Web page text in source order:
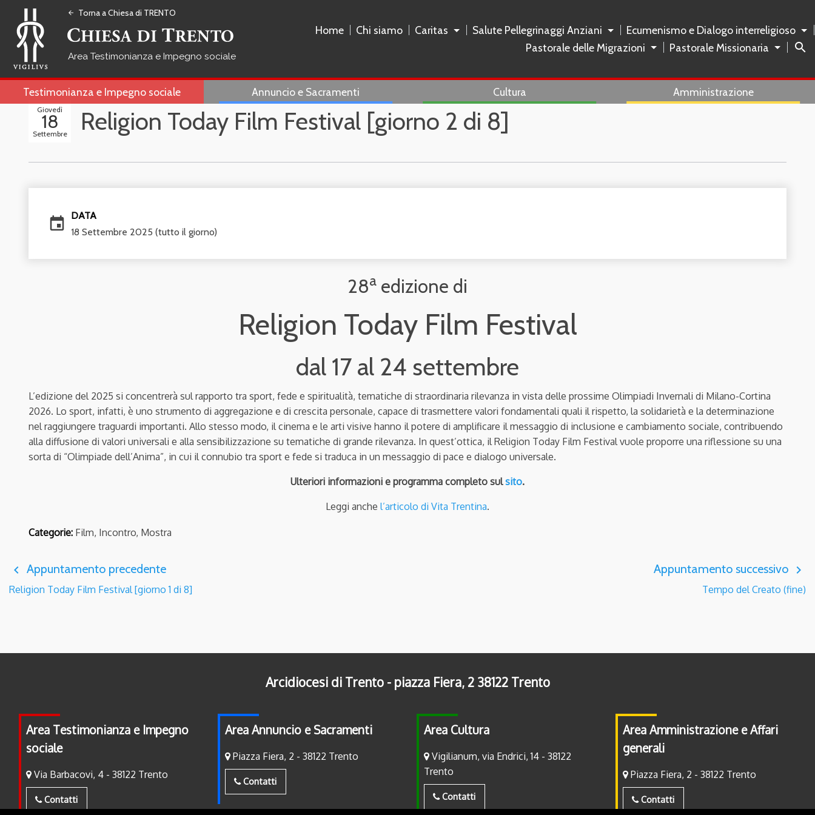
arrow_back Torna a Chiesa di TRENTO
Testimonianza e Impegno sociale
Home Chi siamo Caritas Salute Pellegrinaggi Anziani
Ecumenismo e Dialogo interreligioso
Pastorale delle Migrazioni
Pastorale Missionaria search
Testimonianza e Impegno sociale Annuncio e Sacramenti Cultura Amministrazione
Giovedì
18
Settembre Religion Today Film Festival [giorno 2 di 8]
event
DATA
18 Settembre 2025 (tutto il giorno)
28a edizione di
Religion Today Film Festival
dal 17 al 24 settembre
L’edizione del 2025 si concentrerà sul rapporto tra sport, fede e spiritualità, tematiche di straordinaria rilevanza in vista delle prossime Olimpiadi Invernali di Milano-Cortina
2026. Lo sport, infatti, è uno strumento di aggregazione e di crescita personale, capace di trasmettere valori fondamentali quali il rispetto, la solidarietà e la determinazione
nel raggiungere traguardi importanti. Allo stesso modo, il cinema e le arti visive hanno il potere di amplificare il messaggio di inclusione e cambiamento sociale, contribuendo
alla diffusione di valori universali e alla sensibilizzazione su tematiche di grande rilevanza. In quest’ottica, il Religion Today Film Festival vuole proporre una riflessione su una
sorta di “Olimpiade dell’Anima”, in cui il connubio tra sport e fede si traduca in un messaggio di pace e dialogo universale.
Ulteriori informazioni e programma completo sulsito.
Leggi anche l’articolo di Vita Trentina.
Categorie: Film, Incontro, Mostra
navigate_before Appuntamento precedente
Religion Today Film Festival [giorno 1 di 8]
Appuntamento successivo navigate_next
Tempo del Creato (fine)
Arcidiocesi di Trento - piazza Fiera, 2 38122 Trento
Area Testimonianza e Impegno
sociale
Via Barbacovi, 4 - 38122 Trento
Contatti
Area Annuncio e Sacramenti
Piazza Fiera, 2 - 38122 Trento
Contatti
Area Cultura
Vigilianum, via Endrici, 14 - 38122
Trento
Contatti
Area Amministrazione e Affari
generali
Piazza Fiera, 2 - 38122 Trento
Contatti